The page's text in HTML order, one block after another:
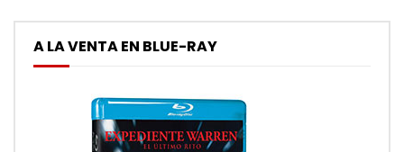
A LA VENTA EN BLUE-RAY